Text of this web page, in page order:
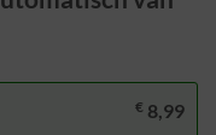
€ 8,99